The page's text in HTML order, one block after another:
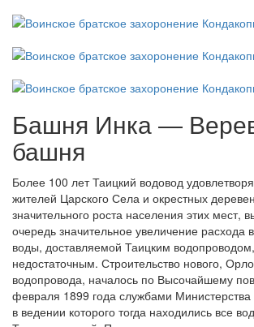
Башня Инка —
башня
Более 100 лет Таицкий водовод
жителей Царского Села и окрестных
значительного роста населения этих мест,
очередь значительное увеличение расхода
воды, доставляемой Таицким
недостаточным. Строительство нового,
водопровода, началось по Высочайшему
февраля 1899 года службами
в ведении которого тогда находились все